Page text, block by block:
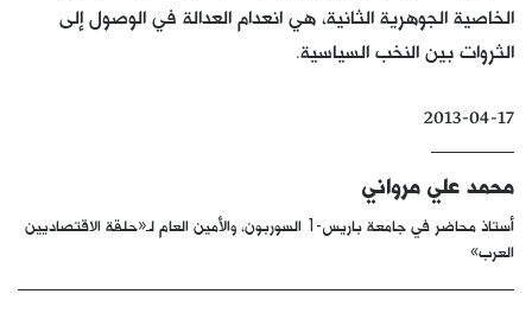
دفاتر
بالصورة
كتّابنا
الأرشيف
الخاصية الجوهرية الثانية، هي انعدام العدالة في الوصول إلى
الثروات بين النخب السياسية.
2013-04-17
محمد علي مرواني
أستاذ محاضر في جامعة باريس-1 السوربون، والأمين العام لـ«حلقة الاقتصاديين
العرب»